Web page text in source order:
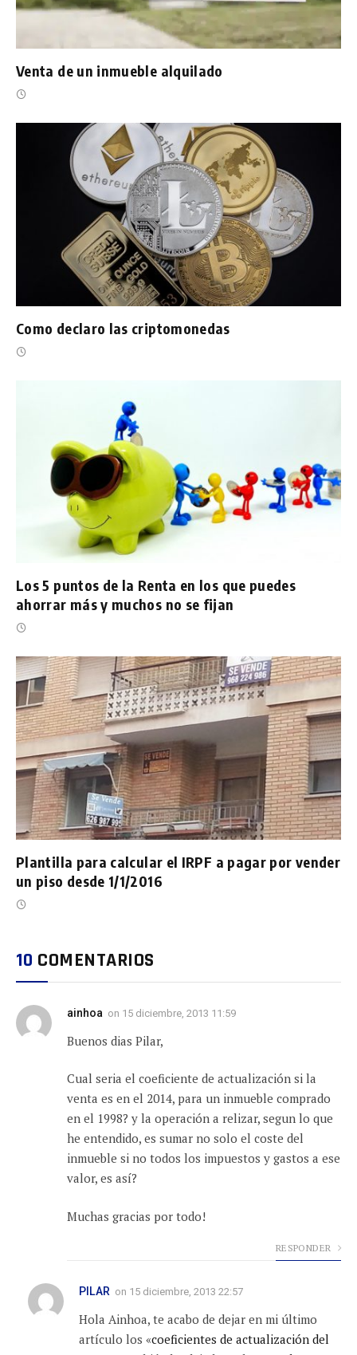
Venta de un inmueble alquilado
Como declaro las criptomonedas
Los 5 puntos de la Renta en los que puedes
ahorrar más y muchos no se fijan
Plantilla para calcular el IRPF a pagar por vender
un piso desde 1/1/2016
10 COMENTARIOS
ainhoa on 15 diciembre, 2013 11:59
Buenos dias Pilar,
Cual seria el coeficiente de actualización si la
venta es en el 2014, para un inmueble comprado
en el 1998? y la operación a relizar, segun lo que
he entendido, es sumar no solo el coste del
inmueble si no todos los impuestos y gastos a ese
valor, es así?
Muchas gracias por todo!
RESPONDER
PILAR on 15 diciembre, 2013 22:57
Hola Ainhoa, te acabo de dejar en mi último
artículo los «coeficientes de actualización del